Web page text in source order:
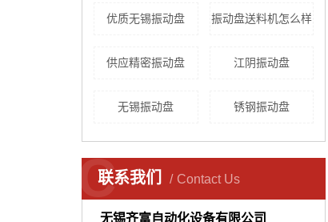
优质无锡振动盘 振动盘送料机怎么样
供应精密振动盘 江阴振动盘
无锡振动盘 锈钢振动盘
联系我们 Contact Us
C
无锡齐富自动化设备有限公司